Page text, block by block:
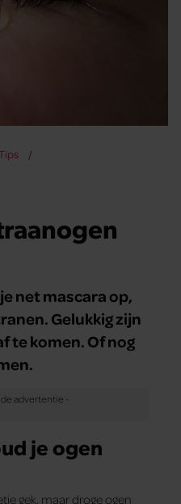
net mascara op,
Gelukkig zijn
te komen. Of nog
je ogen
gek, maar droge ogen